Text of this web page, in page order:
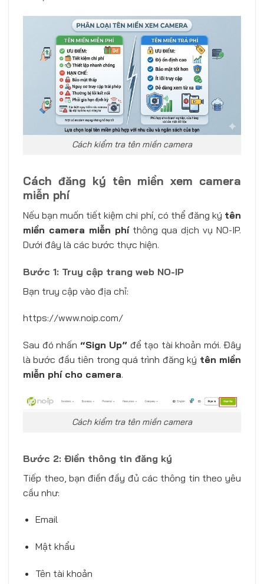
Cách kiểm tra tên miền camera
Cách đăng ký tên miền xem camera
miễn phí
Nếu bạn muốn tiết kiệm chi phí, có thể đăng ký tên
miền camera miễn phíthông qua dịch vụ NO-IP.
Dưới đây là các bước thực hiện.
Bước 1: Truy cập trang web NO-IP
Bạn truy cập vào địa chỉ:
https://www.noip.com/
Sau đó nhấn “Sign Up” để tạo tài khoản mới. Đây
là bước đầu tiên trong quá trình đăng ký tên miền
miễn phí cho camera.
Cách kiểm tra tên miền camera
Bước 2: Điền thông tin đăng ký
Tiếp theo, bạn điền đầy đủ các thông tin theo yêu
cầu như:
Email
Mật khẩu
Tên tài khoản